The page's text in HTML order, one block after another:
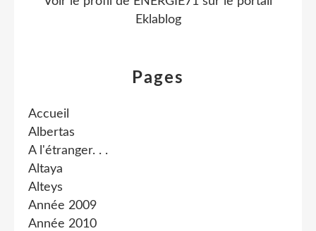
Pages
Accueil
Albertas
A l'étranger. . .
Altaya
Alteys
Année 2009
Année 2010
Eklablog